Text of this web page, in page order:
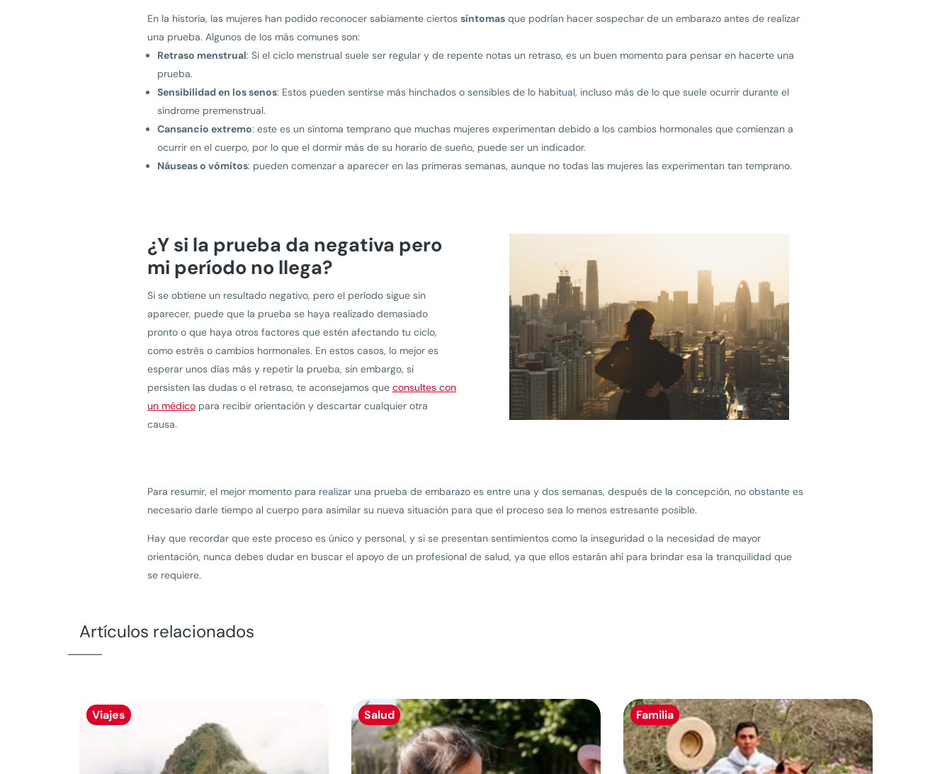
En la historia, las mujeres han podido reconocer sabiamente ciertos síntomas que podrían hacer sospechar de un embarazo antes de realizar
una prueba. Algunos de los más comunes son:
Retraso menstrual: Si el ciclo menstrual suele ser regular y de repente notas un retraso, es un buen momento para pensar en hacerte una
prueba.
Sensibilidad en los senos: Estos pueden sentirse más hinchados o sensibles de lo habitual, incluso más de lo que suele ocurrir durante el
síndrome premenstrual.
Cansancio extremo: este es un síntoma temprano que muchas mujeres experimentan debido a los cambios hormonales que comienzan a
ocurrir en el cuerpo, por lo que el dormir más de su horario de sueño, puede ser un indicador.
Náuseas o vómitos: pueden comenzar a aparecer en las primeras semanas, aunque no todas las mujeres las experimentan tan temprano.
¿Y si la prueba da negativa pero
mi período no llega?
Si se obtiene un resultado negativo, pero el período sigue sin
aparecer, puede que la prueba se haya realizado demasiado
pronto o que haya otros factores que estén afectando tu ciclo,
como estrés o cambios hormonales. En estos casos, lo mejor es
esperar unos días más y repetir la prueba, sin embargo, si
persisten las dudas o el retraso, te aconsejamos que consultes con
un médico para recibir orientación y descartar cualquier otra
causa.
Para resumir, el mejor momento para realizar una prueba de embarazo es entre una y dos semanas, después de la concepción, no obstante es
necesario darle tiempo al cuerpo para asimilar su nueva situación para que el proceso sea lo menos estresante posible.
Hay que recordar que este proceso es único y personal, y si se presentan sentimientos como la inseguridad o la necesidad de mayor
orientación, nunca debes dudar en buscar el apoyo de un profesional de salud, ya que ellos estarán ahí para brindar esa la tranquilidad que
se requiere.
Artículos relacionados
Viajes Salud Familia